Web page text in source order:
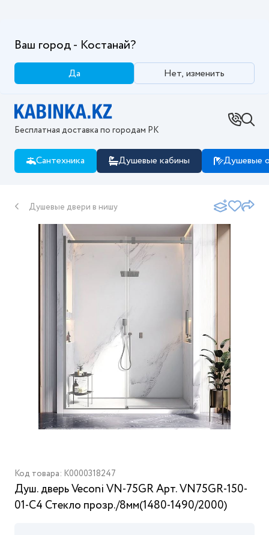
Ваш город - Костанай?
Да Нет, изменить
Бесплатная доставка по городам РК
Сантехника Душевые кабины Душевые
Душевые двери в нишу
Код товара: K0000318247
Душ. дверь Veconi VN-75GR Арт. VN75GR-150-
01-C4 Стекло прозр./8мм(1480-1490/2000)